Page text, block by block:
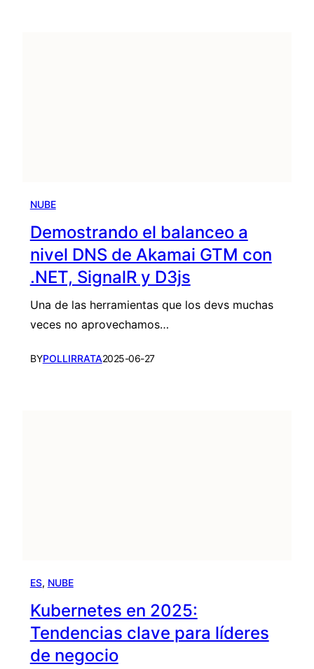
NUBE
Demostrando el balanceo a
nivel DNS de Akamai GTM con
.NET, SignalR y D3js
Una de las herramientas que los devs muchas
veces no aprovechamos…
BYPOLLIRRATA2025-06-27
ES, NUBE
Kubernetes en 2025:
Tendencias clave para líderes
de negocio